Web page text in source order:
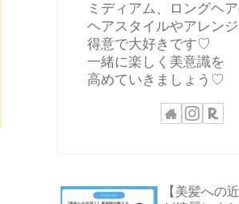
ミディアム、ロングヘ
ヘアスタイルやアレン
得意で大好きです♡
一緒に楽しく美意識を
高めていきましょう♡
【美髪への